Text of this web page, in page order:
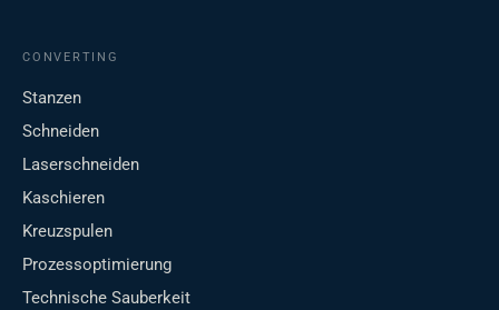
CONVERTING
Stanzen
Schneiden
Laserschneiden
Kaschieren
Kreuzspulen
Prozessoptimierung
Technische Sauberkeit